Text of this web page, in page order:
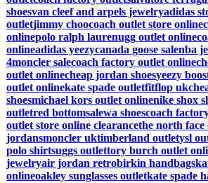
shoesvan cleef and arpels jewelryadidas
outletjimmy choocoach outlet store online
onlinepolo ralph laurenugg outlet online
onlineadidas yeezycanada goose salenba
4moncler salecoach factory outlet online
outlet onlinecheap jordan shoesyeezy
outlet onlinekate spade outletfitflop uk
shoesmichael kors outlet onlinenike shox
outletred bottomsalewa shoescoach
outlet store online clearancethe north face
jordansmoncler uktimberland outletysl
polo shirtsuggs outlettory burch outlet
jewelryair jordan retrobirkin handbags
onlineoakley sunglasses outletkate spade